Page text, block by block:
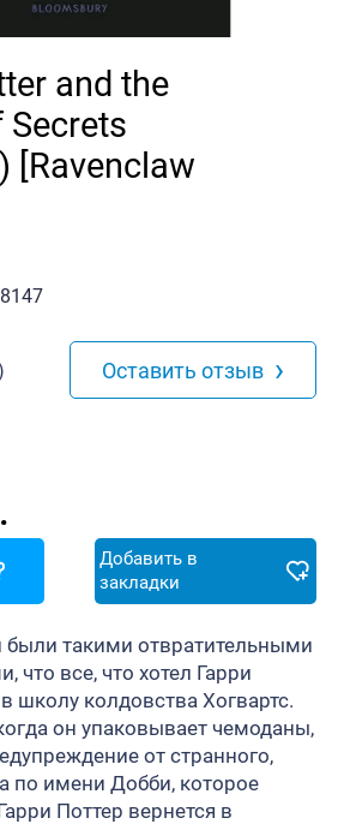
and the
Secrets
[Ravenclaw
Оставить отзыв ›
Добавить в
закладки
такими отвратительными
что все, что хотел Гарри
школу колдовства Хогвартс.
он упаковывает чемоданы,
от странного,
по имени Добби, которое
Поттер вернется в